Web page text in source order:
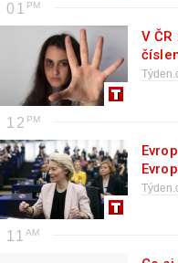
01
V
násilí
12
11